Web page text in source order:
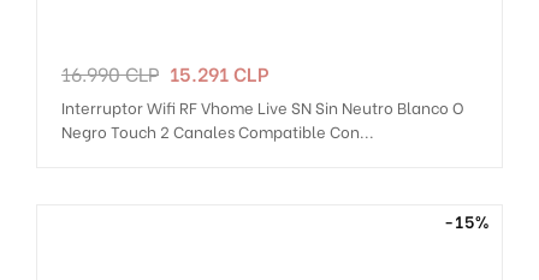
Precio
16.990 CLP Precio
15.291 CLP
Interruptor Wifi RF Vhome Live SN Sin Neutro Blanco O
Negro Touch 2 Canales Compatible Con...
-15%